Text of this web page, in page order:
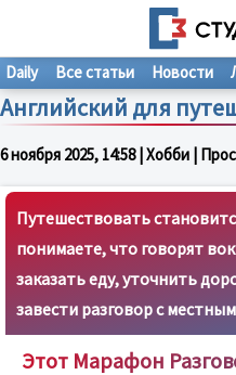
Английский для
6 ноября 2025, 14:58| Хобби |
Daily Все статьи Новости
Путешествовать
понимаете, что говорят
заказать еду, уточнить
завести разговор с
Этот Марафон